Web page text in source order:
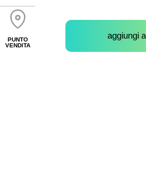
PUNTO
VENDITA
aggiungi